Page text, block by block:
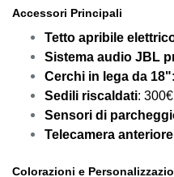
Accessori Principali
Tetto apribile
Sistema audio JBL
Cerchi in lega da 18"
Sedili riscaldati: 300€
Sensori di
Telecamera anteriore
Colorazioni e